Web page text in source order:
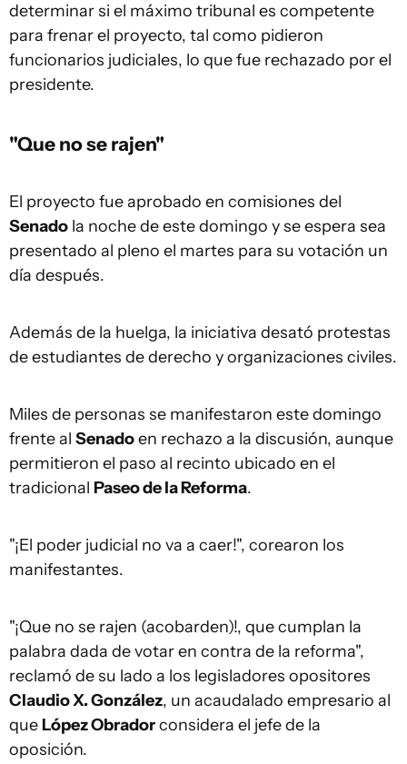
determinar si el máximo tribunal es competente
para frenar el proyecto, tal como pidieron
funcionarios judiciales, lo que fue rechazado por el
presidente.
"Que no se rajen"
El proyecto fue aprobado en comisiones del
Senado la noche de este domingo y se espera sea
presentado al pleno el martes para su votación un
día después.
Además de la huelga, la iniciativa desató protestas
de estudiantes de derecho y organizaciones civiles.
Miles de personas se manifestaron este domingo
frente al Senadoen rechazo a la discusión, aunque
permitieron el paso al recinto ubicado en el
tradicional Paseo de la Reforma.
"¡El poder judicial no va a caer!", corearon los
manifestantes.
"¡Que no se rajen (acobarden)!, que cumplan la
palabra dada de votar en contra de la reforma",
reclamó de su lado a los legisladores opositores
Claudio X. González, un acaudalado empresario al
que López Obradorconsidera el jefe de la
oposición.